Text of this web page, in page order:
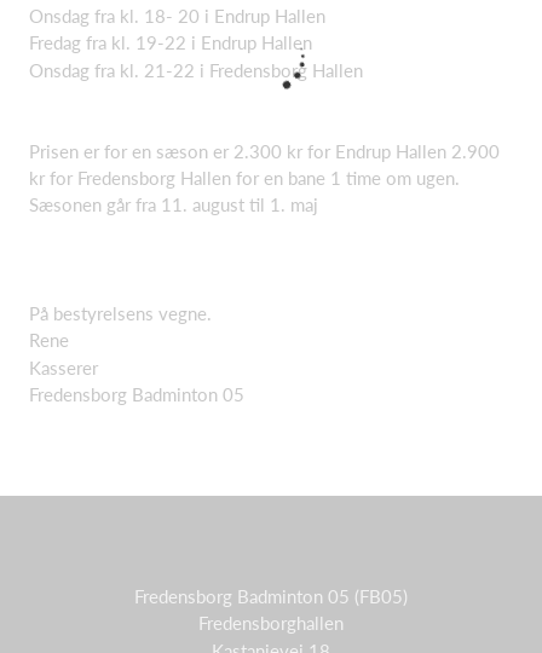
Onsdag fra kl. 18- 20 i Endrup Hallen
Fredag fra kl. 19-22 i Endrup Hallen
Onsdag fra kl. 21-22 i Fredensborg Hallen
Prisen er for en sæson er 2.300 kr for Endrup Hallen 2.900
kr for Fredensborg Hallen for en bane 1 time om ugen.
Sæsonen går fra 11. august til 1. maj
På bestyrelsens vegne.
Rene
Kasserer
Fredensborg Badminton 05
Fredensborg Badminton 05 (FB05)
Fredensborghallen